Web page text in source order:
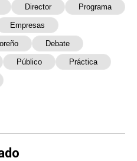
Director Programa
Empresas
Debate
Público Práctica